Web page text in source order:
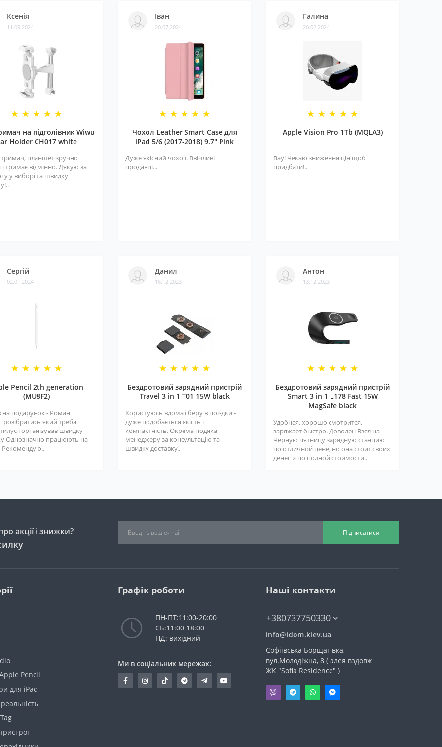
Ксенія
11.09.2024
на підголівник Wiwu
Holder CH017 white
планшет зручно
і тримає відмінно. Дякую за
у виборі та швидку
Іван
20.07.2024
Чохол Leather Smart Case для
iPad 5/6 (2017-2018) 9.7" Pink
Дуже якісний чохол. Ввічливі
продавці...
Галина
20.02.2024
Apple Vision Pro 1Tb (MQLA3)
Вау! Чекаю зниження цін щоб
придбати!..
Сергій
02.01.2024
Pencil 2th generation
(MU8F2)
на подарунок - Роман
розібратись який треба
і організував швидку
Однозначно працюють на
Рекомендую..
Данил
16.12.2023
Бездротовий зарядний пристрій
Travel 3 in 1 T01 15W black
Користуюсь вдома і беру в поїздки -
дуже подобається якість і
компактність. Окрема подяка
менеджеру за консультацію та
швидку доставку..
Антон
13.12.2023
Бездротовий зарядний пристрій
Smart 3 in 1 L178 Fast 15W
MagSafe black
Удобная, хорошо смотрится,
заряжает быстро. Доволен Взял на
Черную пятницу зарядную станцию
по отличной цене, но она стоит своих
денег и по полной стоимости...
акції і знижки? Підписатися
Pencil
для iPad
Графік роботи
ПН-ПТ:11:00-20:00
СБ:11:00-18:00
НД: вихідний
Ми в соціальних мережах:
Наші контакти
+380737750330
info@idom.kiev.ua
Софіївська Борщагівка,
вул.Молодіжна, 8 ( алея вздовж
ЖК "Sofia Residence" )